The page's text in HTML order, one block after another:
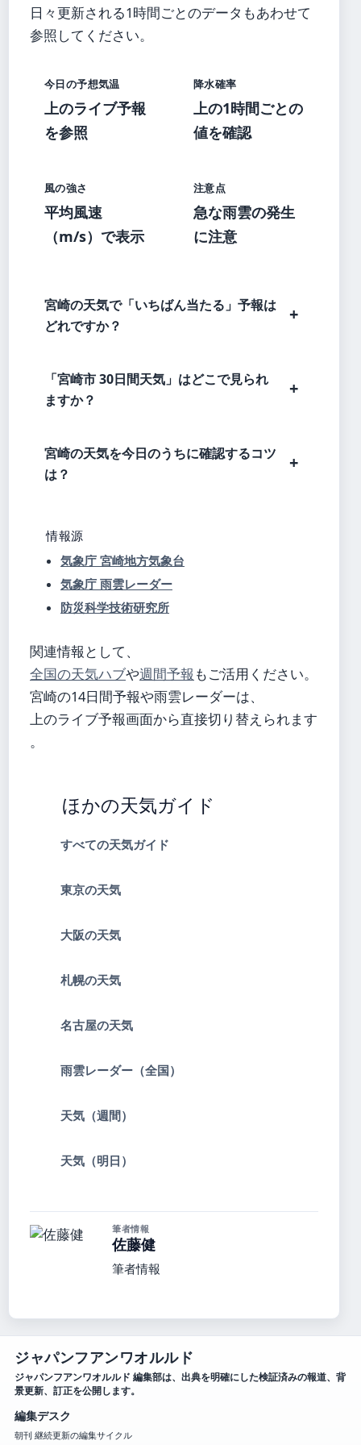
日々更新される1時間ごとのデータもあわせて
参照してください。
今日の予想気温
上のライブ予報
を参照
降水確率
上の1時間ごとの
値を確認
風の強さ
平均風速
（m/s）で表示
注意点
急な雨雲の発生
に注意
宮崎の天気で「いちばん当たる」予報は
どれですか？
「宮崎市 30日間天気」はどこで見られ
ますか？
宮崎の天気を今日のうちに確認するコツ
は？
情報源
気象庁 宮崎地方気象台
気象庁 雨雲レーダー
防災科学技術研究所
関連情報として、
全国の天気ハブや週間予報 もご活用ください。
宮崎の14日間予報や雨雲レーダーは、
上のライブ予報画面から直接切り替えられます
。
ほかの天気ガイド
すべての天気ガイド
東京の天気
大阪の天気
札幌の天気
名古屋の天気
雨雲レーダー（全国）
天気（週間）
天気（明日）
筆者情報
佐藤健
筆者情報
ジャパンフアンワオルルド
ジャパンフアンワオルルド 編集部は、出典を明確にした検証済みの報道、背
景更新、訂正を公開します。
編集デスク
朝刊 継続更新の編集サイクル